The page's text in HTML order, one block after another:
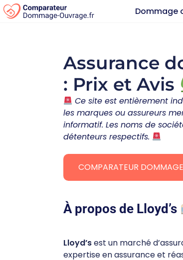
Dommage
Assurance
: Prix et Avis
Ce site est entièrement
les marques ou assureurs
informatif. Les noms de
détenteurs respectifs.
COMPARATEUR
À propos de Lloyd’s
Lloyd’sest un marché
expertise en assurance et